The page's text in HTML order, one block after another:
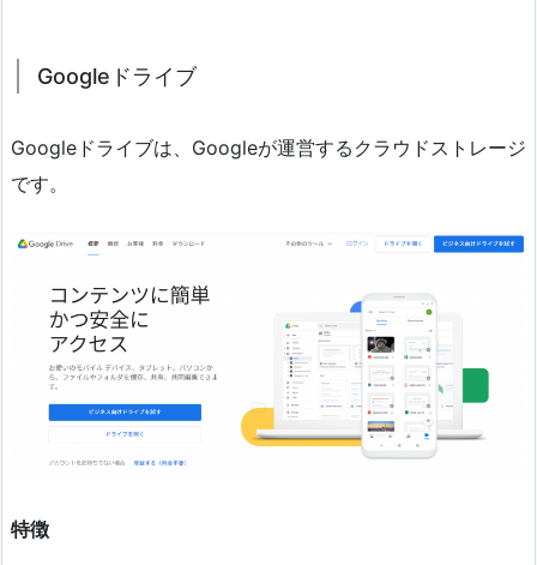
Googleドライブ
Googleドライブは、Googleが運営するクラウドストレージ
です。
特徴